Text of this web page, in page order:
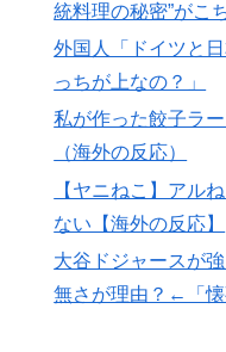
外国人「プレミア
後は海外クラブの
す」制度上は欧州で
▶ 【MLB】菅野智之は
ど実際はどう思う？
が神がかっている
だぞ」
▶ 私が作った餃子ラ
の反応）
統料理の秘密”がこ
外国人「ドイツと
っちが上なの？」
私が作った餃子ラ
（海外の反応）
【ヤニねこ】アル
ない【海外の反応】
大谷ドジャースが
無さが理由？←「懐